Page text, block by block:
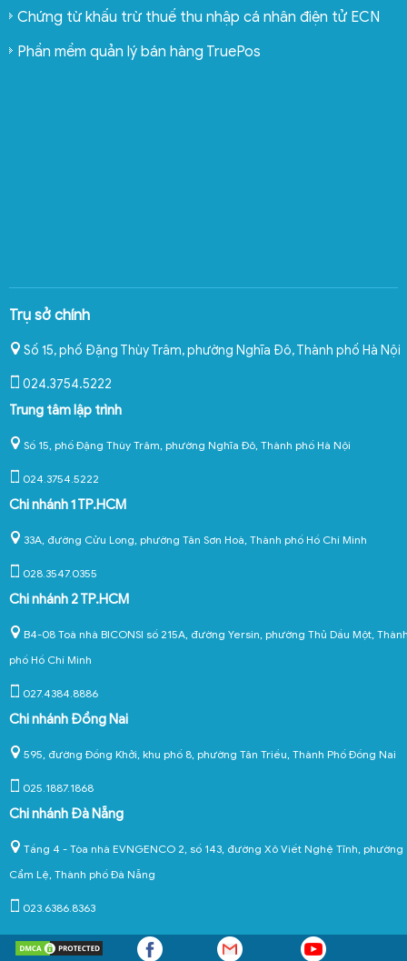
Chứng từ khấu trừ thuế thu nhập cá nhân điện tử ECN
Phần mềm quản lý bán hàng TruePos
Trụ sở chính
Số 15, phố Đặng Thùy Trâm, phường Nghĩa Đô,Thành phố Hà Nội
024.3754.5222
Trung tâm lập trình
Số 15, phố Đặng Thùy Trâm, phường Nghĩa Đô, Thành phố Hà Nội
024.3754.5222
Chi nhánh 1 TP.HCM
33A, đường Cửu Long, phường Tân Sơn Hoà, Thành phố Hồ Chí Minh
028.3547.0355
Chi nhánh 2 TP.HCM
B4-08 Toà nhà BICONSI số 215A, đường Yersin, phường Thủ Dầu Một,
phố Hồ Chí Minh
027.4384.8886
Chi nhánh Đồng Nai
595, đường Đồng Khởi, khu phố 8, phường Tân Triều, Thành Phố Đồng Nai
025.1887.1868
Chi nhánh Đà Nẵng
Tầng 4 - Tòa nhà EVNGENCO 2, số 143, đường Xô Viết Nghệ Tĩnh, phường
Cẩm Lệ, Thành phố Đà Nẵng
023.6386.8363